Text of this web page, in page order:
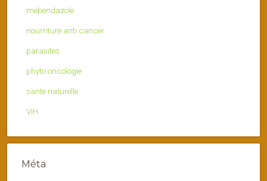
mebendazole
nourriture anti cancer
parasites
phyto oncologie
sante naturelle
VIH
Méta